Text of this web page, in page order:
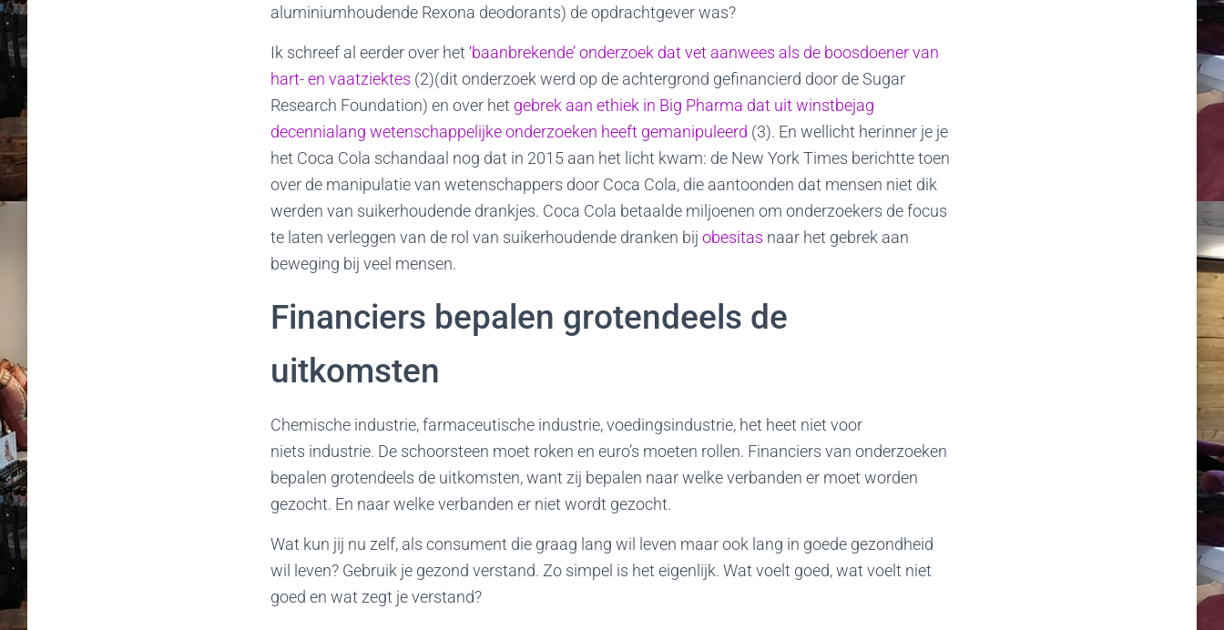
aluminiumhoudende Rexona deodorants) de opdrachtgever was?
Ik schreef al eerder over het ‘baanbrekende’ onderzoek dat vet aanwees als de boosdoener van
hart- en vaatziektes (2)(dit onderzoek werd op de achtergrond gefinancierd door de Sugar
Research Foundation) en over het gebrek aan ethiek in Big Pharma dat uit winstbejag
decennialang wetenschappelijke onderzoeken heeft gemanipuleerd (3). En wellicht herinner je je
het Coca Cola schandaal nog dat in 2015 aan het licht kwam: de New York Times berichtte toen
over de manipulatie van wetenschappers door Coca Cola, die aantoonden dat mensen niet dik
werden van suikerhoudende drankjes. Coca Cola betaalde miljoenen om onderzoekers de focus
te laten verleggen van de rol van suikerhoudende dranken bij obesitas naar het gebrek aan
beweging bij veel mensen.
Financiers bepalen grotendeels de
uitkomsten
Chemische industrie, farmaceutische industrie, voedingsindustrie, het heet niet voor
niets industrie. De schoorsteen moet roken en euro’s moeten rollen. Financiers van onderzoeken
bepalen grotendeels de uitkomsten, want zij bepalen naar welke verbanden er moet worden
gezocht. En naar welke verbanden er niet wordt gezocht.
Wat kun jij nu zelf, als consument die graag lang wil leven maar ook lang in goede gezondheid
wil leven? Gebruik je gezond verstand. Zo simpel is het eigenlijk. Wat voelt goed, wat voelt niet
goed en wat zegt je verstand?